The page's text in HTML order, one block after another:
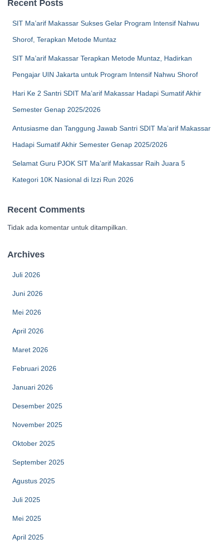
Recent Posts
SIT Ma’arif Makassar Sukses Gelar Program Intensif Nahwu
Shorof, Terapkan Metode Muntaz
SIT Ma’arif Makassar Terapkan Metode Muntaz, Hadirkan
Pengajar UIN Jakarta untuk Program Intensif Nahwu Shorof
Hari Ke 2 Santri SDIT Ma’arif Makassar Hadapi Sumatif Akhir
Semester Genap 2025/2026
Antusiasme dan Tanggung Jawab Santri SDIT Ma’arif Makassar
Hadapi Sumatif Akhir Semester Genap 2025/2026
Selamat Guru PJOK SIT Ma’arif Makassar Raih Juara 5
Kategori 10K Nasional di Izzi Run 2026
Recent Comments
Tidak ada komentar untuk ditampilkan.
Archives
Juli 2026
Juni 2026
Mei 2026
April 2026
Maret 2026
Februari 2026
Januari 2026
Desember 2025
November 2025
Oktober 2025
September 2025
Agustus 2025
Juli 2025
Mei 2025
April 2025